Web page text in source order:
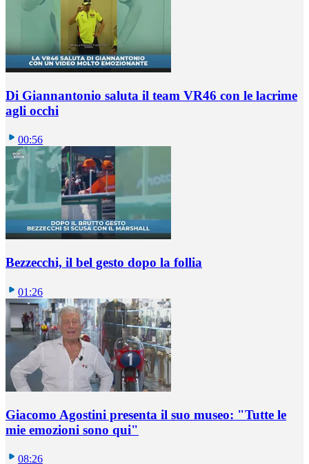
Di Giannantonio saluta il team VR46 con le lacrime
agli occhi
00:56
Bezzecchi, il bel gesto dopo la follia
01:26
Giacomo Agostini presenta il suo museo: "Tutte le
mie emozioni sono qui"
08:26